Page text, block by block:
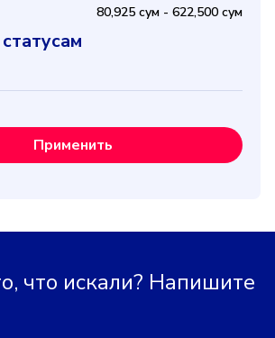
80,925 cум - 622,500 cум
Применить
что искали? Напишите